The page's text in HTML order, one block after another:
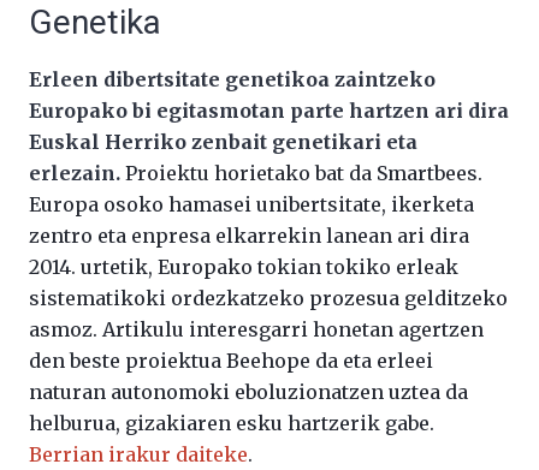
Genetika
Erleen dibertsitate genetikoa zaintzeko
Europako bi egitasmotan parte hartzen ari dira
Euskal Herriko zenbait genetikari eta
erlezain. Proiektu horietako bat da Smartbees.
Europa osoko hamasei unibertsitate, ikerketa
zentro eta enpresa elkarrekin lanean ari dira
2014. urtetik, Europako tokian tokiko erleak
sistematikoki ordezkatzeko prozesua gelditzeko
asmoz. Artikulu interesgarri honetan agertzen
den beste proiektua Beehope da eta erleei
naturan autonomoki eboluzionatzen uztea da
helburua, gizakiaren esku hartzerik gabe.
Berrian irakur daiteke.